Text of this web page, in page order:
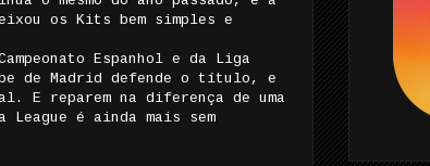
os Kits bem simples e
Espanhol e da Liga
de Madrid defende o título, e
E reparem na diferença de uma
é ainda mais sem